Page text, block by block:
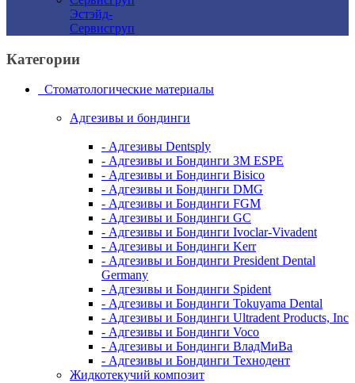
Эстэйд-
Сервисгруп
Категории
Стоматологические материалы
Адгезивы и бондинги
- Адгезивы Dentsply
- Адгезивы и Бондинги 3M ESPE
- Адгезивы и Бондинги Bisico
- Адгезивы и Бондинги DMG
- Адгезивы и Бондинги FGM
- Адгезивы и Бондинги GC
- Адгезивы и Бондинги Ivoclar-Vivadent
- Адгезивы и Бондинги Kerr
- Адгезивы и Бондинги President Dental
Germany
- Адгезивы и Бондинги Spident
- Адгезивы и Бондинги Tokuyama Dental
- Адгезивы и Бондинги Ultradent Products, Inc
- Адгезивы и Бондинги Voco
- Адгезивы и Бондинги ВладМиВа
- Адгезивы и Бондинги Технодент
Жидкотекучий композит